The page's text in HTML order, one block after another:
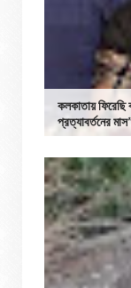
কলকাতায়
প্রত্যাবর্তনের